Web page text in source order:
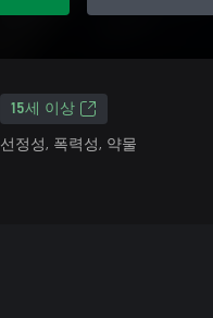
15세 이상
선정성, 폭력성, 약물